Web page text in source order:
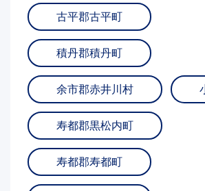
古平郡古平町
積丹郡積丹町
余市郡赤井川村
寿都郡黒松内町
寿都郡寿都町